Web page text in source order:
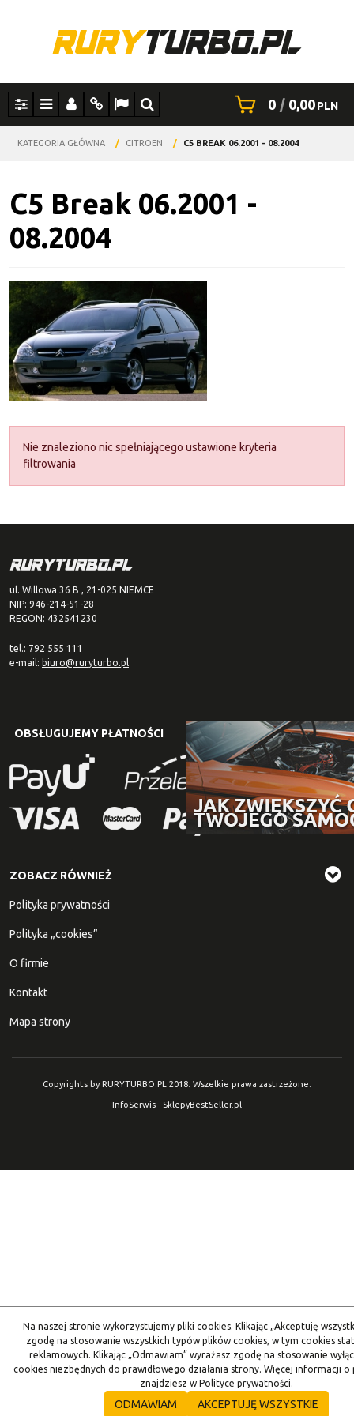
PanelMenuPanelInfoLangSzukaj
0 | 0,00PLN
KATEGORIA GŁÓWNA / CITROEN / C5 BREAK 06.2001 - 08.2004
C5 Break 06.2001 -
08.2004
Nie znaleziono nic spełniającego ustawione kryteria
filtrowania
ul. Willowa 36 B , 21-025 NIEMCE
NIP: 946-214-51-28
REGON: 432541230
tel.: 792 555 111
e-mail: biuro@ruryturbo.pl
OBSŁUGUJEMY PŁATNOŚCI
ZOBACZ RÓWNIEŻ
Polityka prywatności
Polityka „cookies”
O firmie
Kontakt
Mapa strony
Copyrights by RURYTURBO.PL 2018. Wszelkie prawa zastrzeżone.
InfoSerwis - SklepyBestSeller.pl
Na naszej stronie wykorzystujemy pliki cookies. Klikając „Akceptuję
zgodę na stosowanie wszystkich typów plików cookies, w tym cookies
reklamowych. Klikając „Odmawiam” wyrażasz zgodę na stosowanie
cookies niezbędnych do prawidłowego działania strony. Więcej informacji o
znajdziesz w Polityce prywatności.
ODMAWIAM AKCEPTUJĘ WSZYSTKIE